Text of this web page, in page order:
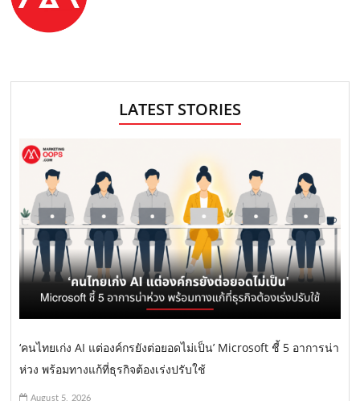
LATEST STORIES
‘คนไทยเก่ง AI แต่องค์กรยังต่อยอดไม่เป็น’ Microsoft ชี้ 5 อาการน่า
ห่วง พร้อมทางแก้ที่ธุรกิจต้องเร่งปรับใช้
August 5, 2026